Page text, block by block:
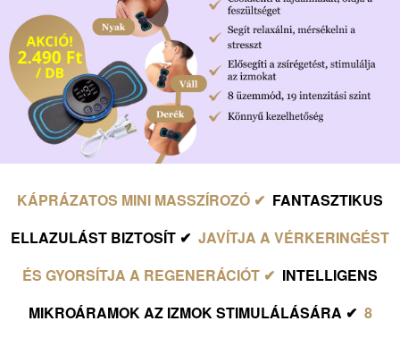
KÁPRÁZATOS MINI MASSZÍROZÓ ✔ FANTASZTIKUS
ELLAZULÁST BIZTOSÍT ✔ JAVÍTJA A VÉRKERINGÉST
ÉS GYORSÍTJA A REGENERÁCIÓT ✔ INTELLIGENS
MIKROÁRAMOK AZ IZMOK STIMULÁLÁSÁRA ✔ 8